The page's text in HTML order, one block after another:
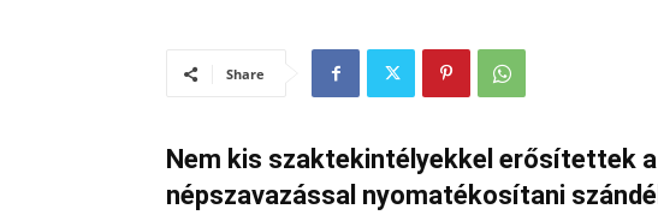
Share
Nem kis szaktekintélyekkel erősítettek
népszavazással nyomatékosítani